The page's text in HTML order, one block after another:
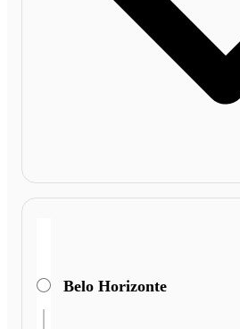
Belo Horizonte